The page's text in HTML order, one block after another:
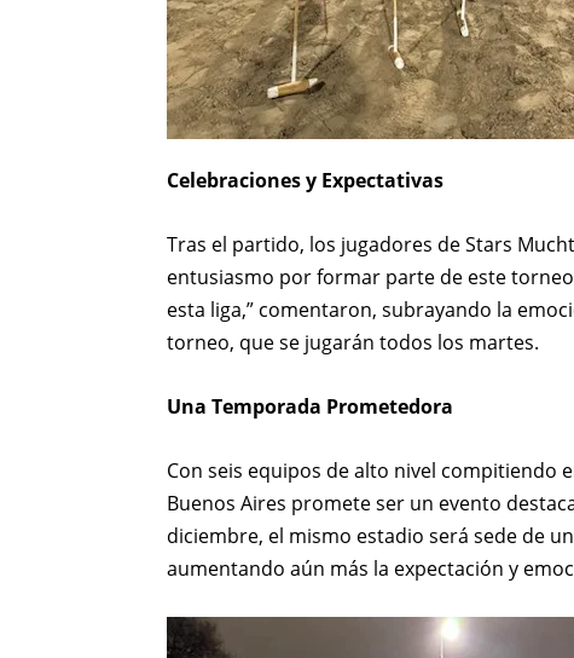
Celebraciones y Expectativas
Tras el partido, los jugadores de Stars
entusiasmo por formar parte de este
esta liga,” comentaron, subrayando la
torneo, que se jugarán todos los martes.
Una Temporada Prometedora
Con seis equipos de alto nivel compitiendo
Buenos Aires promete ser un evento
diciembre, el mismo estadio será sede de
aumentando aún más la expectación y